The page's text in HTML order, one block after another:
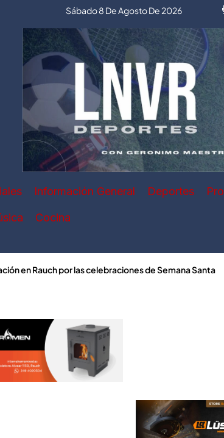
Sábado 8 De Agosto De 2026
Información General Deportes
Cocina
en Rauch por las celebraciones de Semana Santa